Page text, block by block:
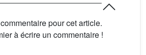
pour cet article.
à écrire un commentaire !